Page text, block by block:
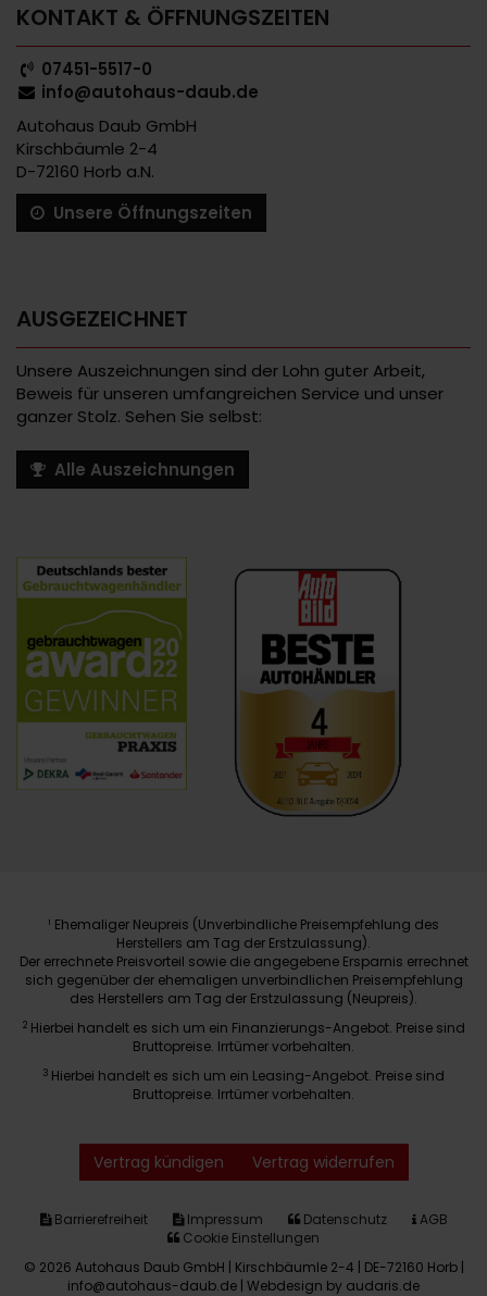
KONTAKT & ÖFFNUNGSZEITEN
07451-5517-0
info@autohaus-daub.de
Autohaus Daub GmbH
Kirschbäumle 2-4
D-72160 Horb a.N.
Unsere Öffnungszeiten
AUSGEZEICHNET
Unsere Auszeichnungen sind der Lohn guter Arbeit,
Beweis für unseren umfangreichen Service und unser
ganzer Stolz. Sehen Sie selbst:
Alle Auszeichnungen
1 Ehemaliger Neupreis (Unverbindliche Preisempfehlung des
Herstellers am Tag der Erstzulassung).
Der errechnete Preisvorteil sowie die angegebene Ersparnis errechnet
sich gegenüber der ehemaligen unverbindlichen Preisempfehlung
des Herstellers am Tag der Erstzulassung (Neupreis).
2 Hierbei handelt es sich um ein Finanzierungs-Angebot. Preise sind
Bruttopreise. Irrtümer vorbehalten.
3 Hierbei handelt es sich um ein Leasing-Angebot. Preise sind
Bruttopreise. Irrtümer vorbehalten.
Vertrag kündigen Vertrag widerrufen
Barrierefreiheit Impressum Datenschutz
AGB
Cookie Einstellungen
© 2026 Autohaus Daub GmbH | Kirschbäumle 2-4 | DE-72160 Horb |
info@autohaus-daub.de | Webdesign by audaris.de